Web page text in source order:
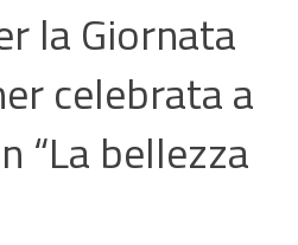
la Giornata
celebrata a
“La bellezza